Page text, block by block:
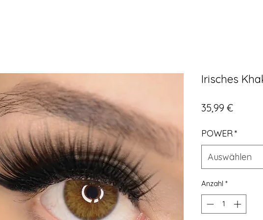
Irisches
35,99 €Preis
POWER*
Auswählen
Anzahl *